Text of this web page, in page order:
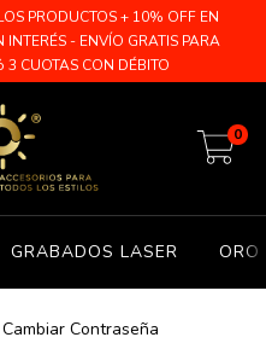
PRODUCTOS + 10% OFF EN
- ENVÍO GRATIS PARA
CUOTAS CON DÉBITO
0
GRABADOS LASER ORO
Cambiar Contraseña